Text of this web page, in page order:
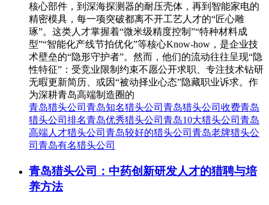
核心部件，到深海探测器的耐压壳体，再到智能家电的
精密模具，每一项突破都离不开工艺人才的“匠心雕
琢”。这类人才掌握着“微米级精度控制”“特种材料成
型”“智能化产线节拍优化”等核心Know-how，是企业技
术壁垒的“隐形守护者”。然而，他们的流动往往呈现“隐
性特征”：受竞业限制约束不愿公开求职、专注技术钻研
无暇更新简历、或因“被动择业心态”隐藏职业诉求。作
为深耕青岛高端制造圈的
青岛猎头公司 青岛知名猎头公司 青岛猎头公司收费青岛
猎头公司排名青岛优秀猎头公司 青岛10大猎头公司 青岛
高端人才猎头公司 青岛较好的猎头公司 青岛老牌猎头公
司 青岛有名猎头公司
青岛猎头公司：中药创新研发人才的猎聘与培
养方法